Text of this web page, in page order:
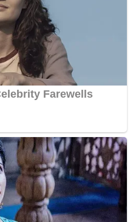
Dr Adham berkata
direkodkan di Johor,
sektor pendidikan) berlaku
sosial,” katanya.
kes Covid-19 dibuka
1 Mac lalu.
standard) dan amalan
dilakukan di sekolah
sekolah, dalam komuniti